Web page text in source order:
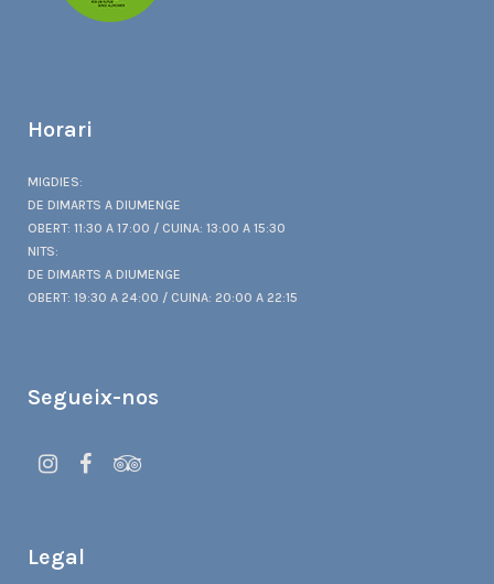
Horari
MIGDIES:
DE DIMARTS A DIUMENGE
OBERT: 11:30 A 17:00 / CUINA: 13:00 A 15:30
NITS:
DE DIMARTS A DIUMENGE
OBERT: 19:30 A 24:00 / CUINA: 20:00 A 22:15
Segueix-nos
Legal